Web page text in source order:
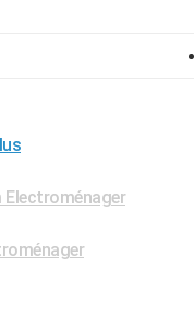
Electroménager